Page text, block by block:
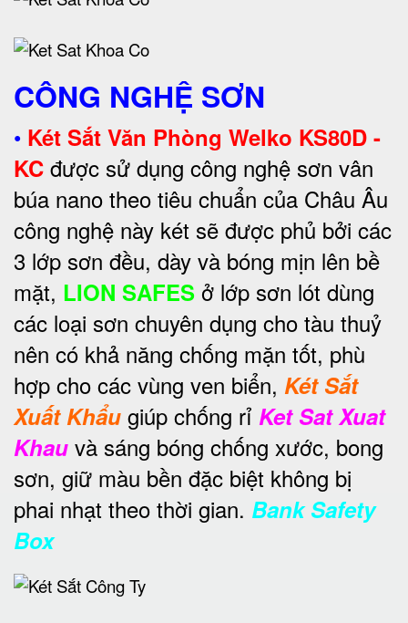
CÔNG NGHỆ SƠN
• Két Sắt Văn Phòng Welko KS80D -
KC được sử dụng công nghệ sơn vân
búa nano theo tiêu chuẩn của Châu Âu
công nghệ này két sẽ được phủ bởi các
3 lớp sơn đều, dày và bóng mịn lên bề
mặt, LION SAFES ở lớp sơn lót dùng
các loại sơn chuyên dụng cho tàu thuỷ
nên có khả năng chống mặn tốt, phù
hợp cho các vùng ven biển, Két Sắt
Xuất Khẩu giúp chống rỉ Ket Sat Xuat
Khau và sáng bóng chống xước, bong
sơn, giữ màu bền đặc biệt không bị
phai nhạt theo thời gian. Bank Safety
Box